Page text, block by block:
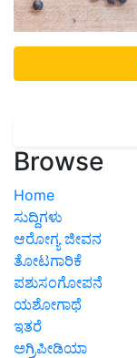
Browse
Home
ಸುದ್ದಿಗಳು
ಆರೋಗ್ಯ ಜೀವನ
ತೋಟಗಾರಿಕೆ
ಪಶುಸಂಗೋಪನೆ
ಯಶೋಗಾಥೆ
ಇತರೆ
ಅಗ್ರಿಪೀಡಿಯಾ